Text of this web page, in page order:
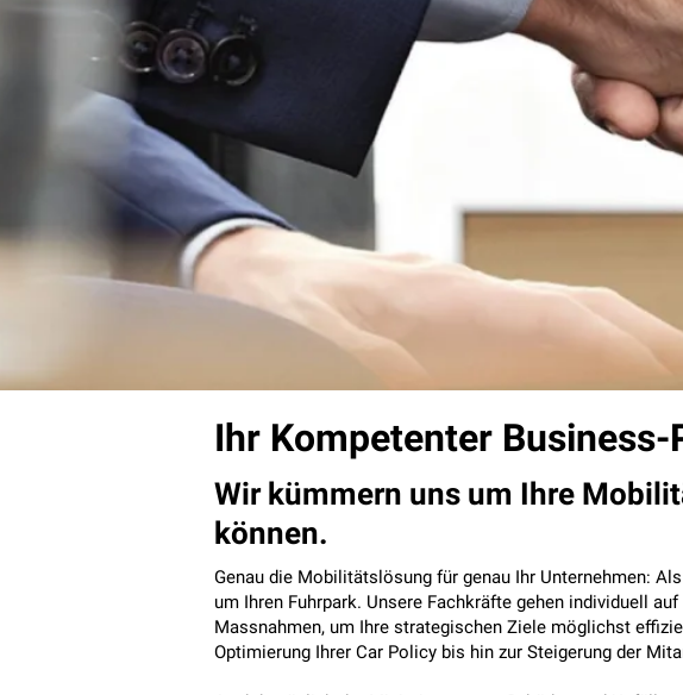
Ihr Kompetenter
Wir kümmern uns um Ihre
können.
Genau die Mobilitätslösung für genau Ihr Unternehmen:
um Ihren Fuhrpark. Unsere Fachkräfte gehen individuell
Massnahmen, um Ihre strategischen Ziele möglichst
Optimierung Ihrer Car Policy bis hin zur Steigerung der